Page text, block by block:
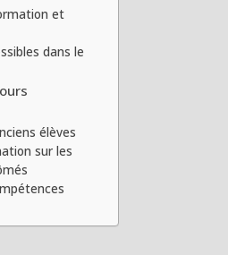
et
dans le
élèves
sur les